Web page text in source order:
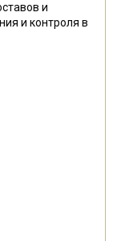
и
и контроля в